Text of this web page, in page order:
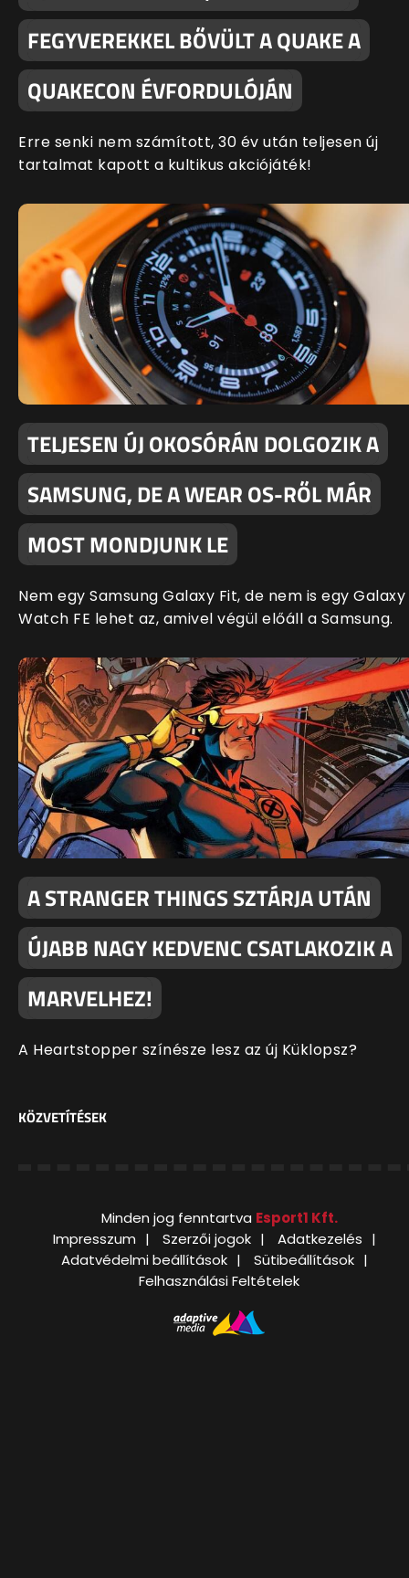
FEGYVEREKKEL BŐVÜLT A QUAKE A
QUAKECON ÉVFORDULÓJÁN
Erre senki nem számított, 30 év után teljesen új
tartalmat kapott a kultikus akciójáték!
TELJESEN ÚJ OKOSÓRÁN DOLGOZIK A
SAMSUNG, DE A WEAR OS-RŐL MÁR
MOST MONDJUNK LE
Nem egy Samsung Galaxy Fit, de nem is egy Galaxy
Watch FE lehet az, amivel végül előáll a Samsung.
A STRANGER THINGS SZTÁRJA UTÁN
ÚJABB NAGY KEDVENC CSATLAKOZIK A
MARVELHEZ!
A Heartstopper színésze lesz az új Küklopsz?
KÖZVETÍTÉSEK
Minden jog fenntartva Esport1 Kft.
Impresszum
Szerzői jogok
Adatkezelés
Adatvédelmi beállítások
Sütibeállítások
Felhasználási Feltételek